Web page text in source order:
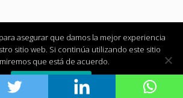
Sánchez (2)
(42)
asegurar que damos la mejor experiencia
sitio web. Si continúa utilizando este sitio
que está de acuerdo.
Estoy de acuerdo